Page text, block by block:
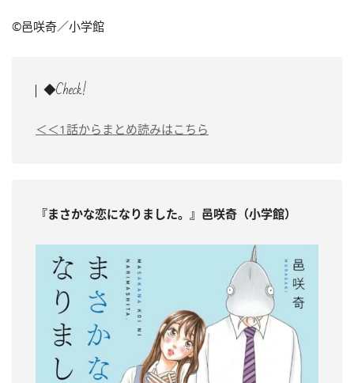
©邑咲奇／小学館
◆Check!
＜＜1話からまとめ読みはこちら
『まさかな恋になりました。』邑咲奇（小学館）